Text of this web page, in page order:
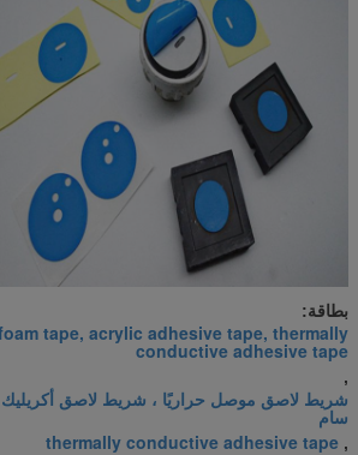
بطاقة:
tape, acrylic adhesive tape, thermally
conductive adhesive tape
,
شريط لاصق موصل حراريًا ، شريط لاصق
سام
,
thermally conductive adhesive tape